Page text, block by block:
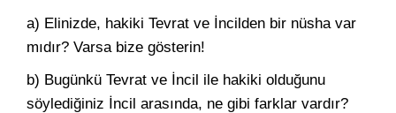
a) Elinizde, hakiki Tevrat ve İncilden bir nüsha var
mıdır? Varsa bize gösterin!
b) Bugünkü Tevrat ve İncil ile hakiki olduğunu
söylediğiniz İncil arasında, ne gibi farklar vardır?